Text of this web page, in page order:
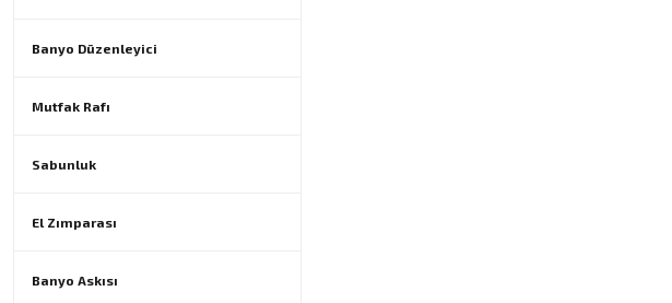
Banyo Düzenleyici
Mutfak Rafı
Sabunluk
El Zımparası
Banyo Askısı